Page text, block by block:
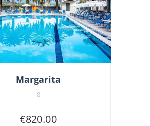
Margarita
8
€820.00